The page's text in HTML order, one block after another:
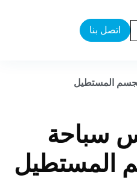
اتصل بنا
سباحة
المستطيل